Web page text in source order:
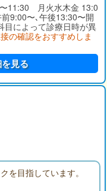
11:30 月火水木金 13:0
9:00〜､午後13:30〜開
によって診療日時が異
の確認をおすすめしま
見る
を目指しています。